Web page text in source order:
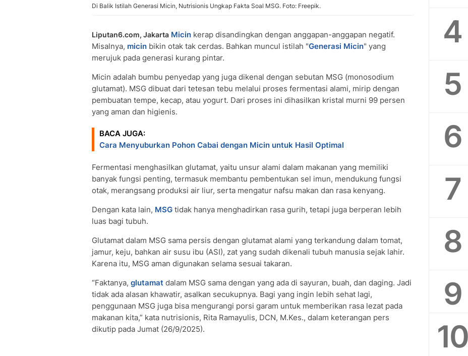
Di Balik Istilah Generasi Micin, Nutrisionis Ungkap Fakta Soal MSG. Foto: Freepik.
Liputan6.com, Jakarta Micin kerap disandingkan dengan anggapan-anggapan negatif.
Misalnya, micin bikin otak tak cerdas. Bahkan muncul istilah "Generasi Micin" yang
merujuk pada generasi kurang pintar.
Micin adalah bumbu penyedap yang juga dikenal dengan sebutan MSG (monosodium
glutamat). MSG dibuat dari tetesan tebu melalui proses fermentasi alami, mirip dengan
pembuatan tempe, kecap, atau yogurt. Dari proses ini dihasilkan kristal murni 99 persen
yang aman dan higienis.
BACA JUGA:
Cara Menyuburkan Pohon Cabai dengan Micin untuk Hasil Optimal
Fermentasi menghasilkan glutamat, yaitu unsur alami dalam makanan yang memiliki
banyak fungsi penting, termasuk membantu pembentukan sel imun, mendukung fungsi
otak, merangsang produksi air liur, serta mengatur nafsu makan dan rasa kenyang.
Dengan kata lain, MSG tidak hanya menghadirkan rasa gurih, tetapi juga berperan lebih
luas bagi tubuh.
Glutamat dalam MSG sama persis dengan glutamat alami yang terkandung dalam tomat,
jamur, keju, bahkan air susu ibu (ASI), zat yang sudah dikenali tubuh manusia sejak lahir.
Karena itu, MSG aman digunakan selama sesuai takaran.
“Faktanya, glutamat dalam MSG sama dengan yang ada di sayuran, buah, dan daging. Jadi
tidak ada alasan khawatir, asalkan secukupnya. Bagi yang ingin lebih sehat lagi,
penggunaan MSG juga bisa mengurangi porsi garam untuk memberikan rasa lezat pada
makanan kita,” kata nutrisionis, Rita Ramayulis, DCN, M.Kes., dalam keterangan pers
dikutip pada Jumat (26/9/2025).
4
5
6
7
8
9
10